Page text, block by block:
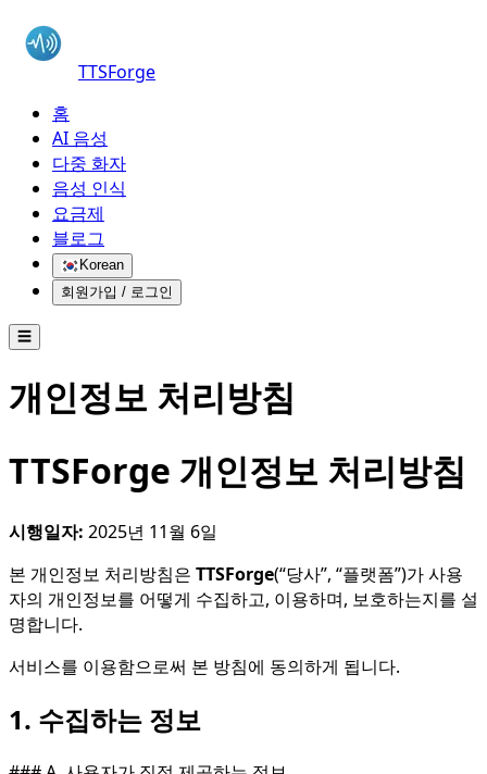
TTSForge
홈
AI 음성
다중 화자
음성 인식
요금제
블로그
Korean
회원가입 / 로그인
☰
개인정보 처리방침
TTSForge 개인정보 처리방침
시행일자: 2025년 11월 6일
본 개인정보 처리방침은 TTSForge(“당사”, “플랫폼”)가 사용
자의 개인정보를 어떻게 수집하고, 이용하며, 보호하는지를 설
명합니다.
서비스를 이용함으로써 본 방침에 동의하게 됩니다.
1. 수집하는 정보